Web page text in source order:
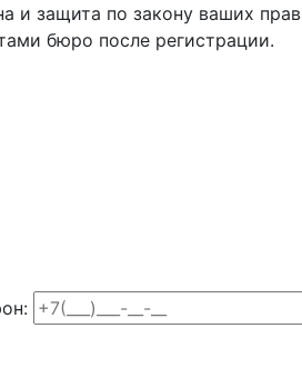
и защита по закону ваших прав
бюро после регистрации.